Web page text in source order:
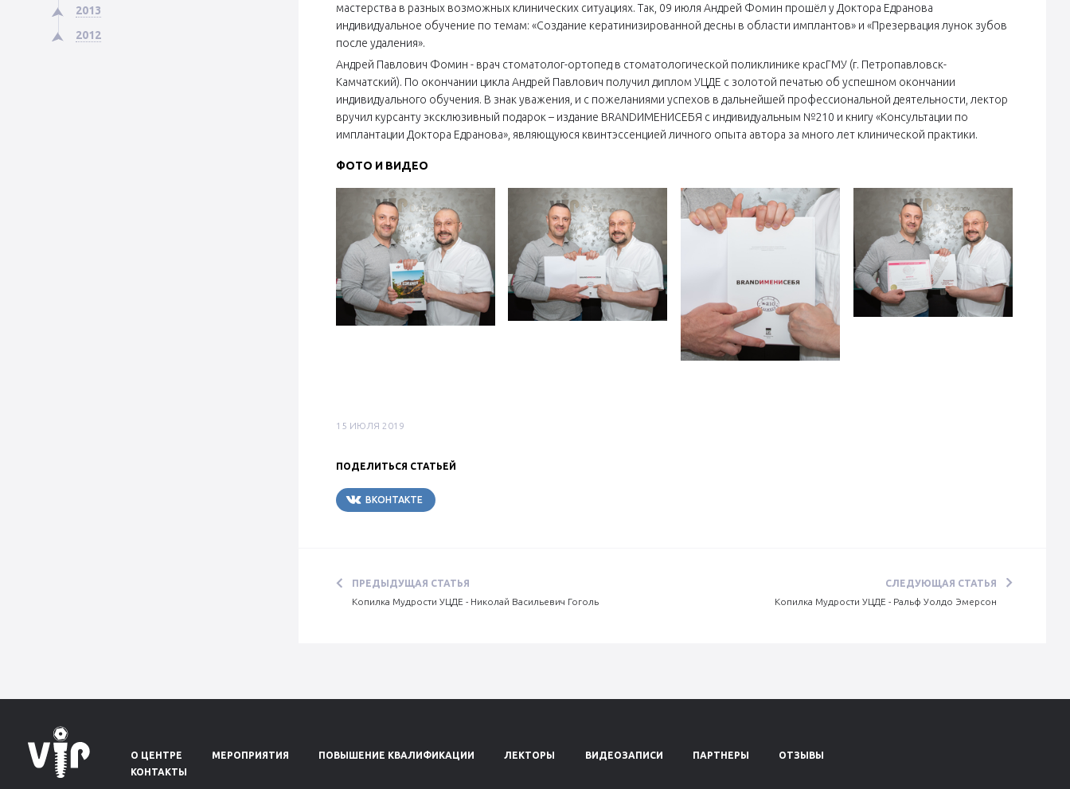
2013
2012
мастерства в разных возможных клинических ситуациях. Так, 09 июля Андрей Фомин прошёл у Доктора Едранова
индивидуальное обучение по темам: «Создание кератинизированной десны в области имплантов» и «Презервация лунок зубов
после удаления».
Андрей Павлович Фомин - врач стоматолог-ортопед в стоматологической поликлинике красГМУ (г. Петропавловск-
Камчатский). По окончании цикла Андрей Павлович получил диплом УЦДЕ с золотой печатью об успешном окончании
индивидуального обучения. В знак уважения, и с пожеланиями успехов в дальнейшей профессиональной деятельности, лектор
вручил курсанту эксклюзивный подарок – издание BRANDИМЕНИСЕБЯ с индивидуальным №210 и книгу «Консультации по
имплантации Доктора Едранова», являющуюся квинтэссенцией личного опыта автора за много лет клинической практики.
ФОТО И ВИДЕО
15 ИЮЛЯ 2019
ПОДЕЛИТЬСЯ СТАТЬЕЙ
ВКОНТАКТЕ
ПРЕДЫДУЩАЯ СТАТЬЯ
Копилка Мудрости УЦДЕ - Николай Васильевич Гоголь
СЛЕДУЮЩАЯ СТАТЬЯ
Копилка Мудрости УЦДЕ - Ральф Уолдо Эмерсон
О ЦЕНТРЕ МЕРОПРИЯТИЯ ПОВЫШЕНИЕ КВАЛИФИКАЦИИ ЛЕКТОРЫ ВИДЕОЗАПИСИ ПАРТНЕРЫ
ОТЗЫВЫ
КОНТАКТЫ